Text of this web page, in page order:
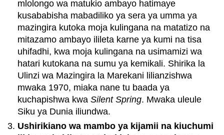
mlolongo wa matukio ambayo hatimaye
kusababisha mabadiliko ya sera ya umma ya
mazingira kutoka moja kulingana na matatizo na
mitazamo ambayo ilileta karne ya kumi na tisa
uhifadhi, kwa moja kulingana na usimamizi wa
hatari kutokana na sumu ya kemikali. Shirika la
Ulinzi wa Mazingira la Marekani lilianzishwa
mwaka 1970, miaka nane tu baada ya
kuchapishwa kwaSilent Spring. Mwaka uleule
Siku ya Dunia iliundwa.
Ushirikiano wa mambo ya kijamii na kiuchumi